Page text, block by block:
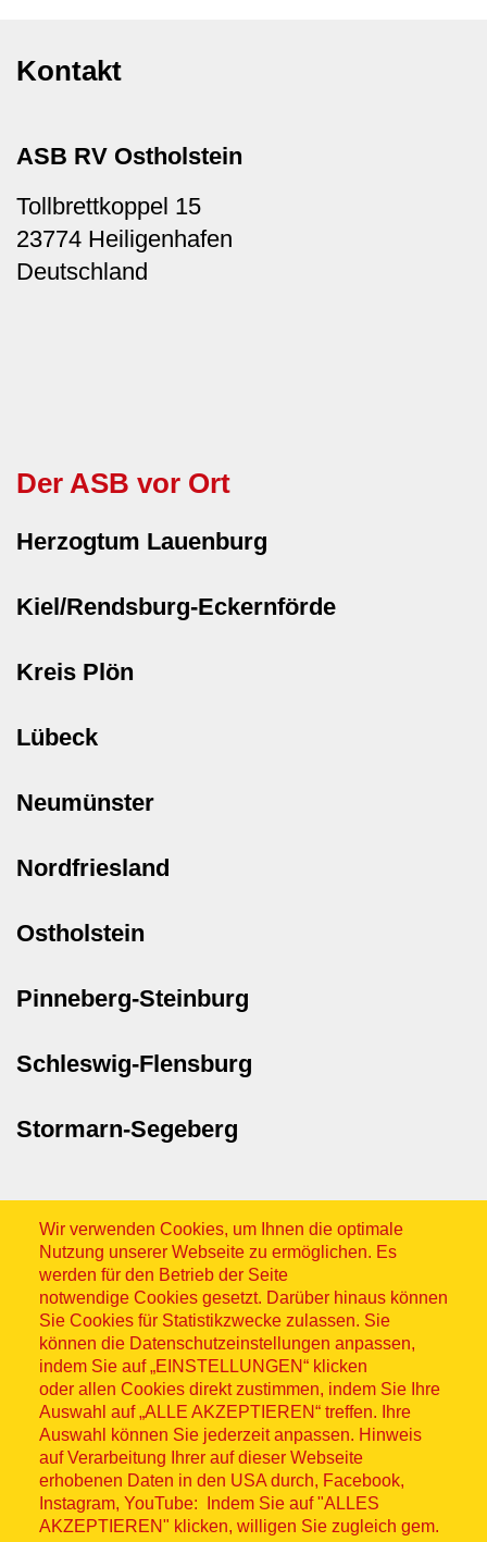
Kontakt
ASB RV Ostholstein
Tollbrettkoppel 15
23774 Heiligenhafen
Deutschland
Der ASB vor Ort
Herzogtum Lauenburg
Kiel/Rendsburg-Eckernförde
Kreis Plön
Lübeck
Neumünster
Nordfriesland
Ostholstein
Pinneberg-Steinburg
Schleswig-Flensburg
Stormarn-Segeberg
Wir verwenden Cookies, um Ihnen die optimale
Nutzung unserer Webseite zu ermöglichen. Es
werden für den Betrieb der Seite
notwendige Cookies gesetzt. Darüber hinaus können
Sie Cookies für Statistikzwecke zulassen. Sie
können die Datenschutzeinstellungen anpassen,
indem Sie auf „EINSTELLUNGEN“ klicken
oder allen Cookies direkt zustimmen, indem Sie Ihre
Auswahl auf „ALLE AKZEPTIEREN“ treffen. Ihre
Auswahl können Sie jederzeit anpassen. Hinweis
auf Verarbeitung Ihrer auf dieser Webseite
erhobenen Daten in den USA durch, Facebook,
Instagram, YouTube: Indem Sie auf "ALLES
AKZEPTIEREN" klicken, willigen Sie zugleich gem.
Sitemap
© ASB 2026
Fußzeilenmenü
Impressum